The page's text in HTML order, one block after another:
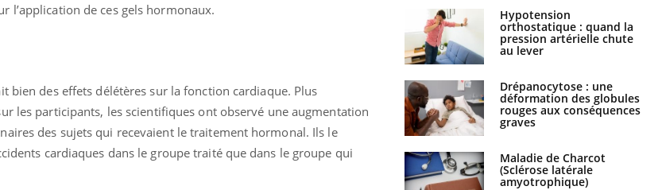
l’application de ces gels hormonaux.
bien des effets délétères sur la fonction cardiaque. Plus
les participants, les scientifiques ont observé une augmentation
des sujets qui recevaient le traitement hormonal. Ils le
cardiaques dans le groupe traité que dans le groupe qui
Hypotension
orthostatique : quand la
pression artérielle chute
au lever
Drépanocytose : une
déformation des globules
rouges aux conséquences
graves
Maladie de Charcot
(Sclérose latérale
amyotrophique)